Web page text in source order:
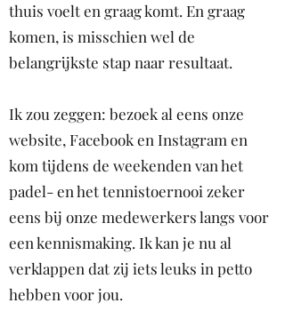
thuis voelt en graag komt. En graag
komen, is misschien wel de
belangrijkste stap naar resultaat.
Ik zou zeggen: bezoek al eens onze
website, Facebook en Instagram en
kom tijdens de weekenden van het
padel- en het tennistoernooi zeker
eens bij onze medewerkers langs voor
een kennismaking. Ik kan je nu al
verklappen dat zij iets leuks in petto
hebben voor jou.